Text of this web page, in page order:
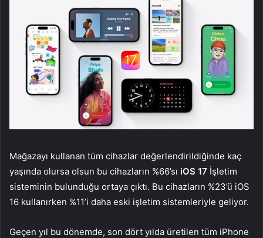
Mağazayı kullanan tüm cihazlar değerlendirildiğinde kaç
yaşında olursa olsun bu cihazların %66’sı iOS 17 İşletim
sisteminin bulunduğu ortaya çıktı. Bu cihazların %23’ü iOS
16 kullanırken %11’i daha eski işletim sistemleriyle geliyor.
Geçen yıl bu dönemde, son dört yılda üretilen tüm iPhone